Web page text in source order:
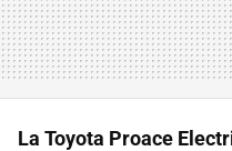
La Toyota Proace